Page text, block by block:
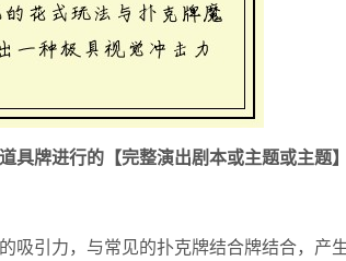
具牌进行的【完整演出剧本或主题或主题】
吸引力，与常见的扑克牌结合牌结合，产